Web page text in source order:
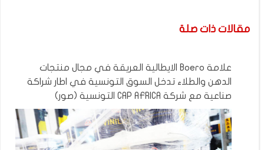
مقالات ذات صلة
علامة Boero الايطالية العريقة في مجال منتجات
الدهن والطلاء تدخل السوق التونسية في اطار شراكة
صناعية مع شركة CAP AFRICA التونسية (صور)